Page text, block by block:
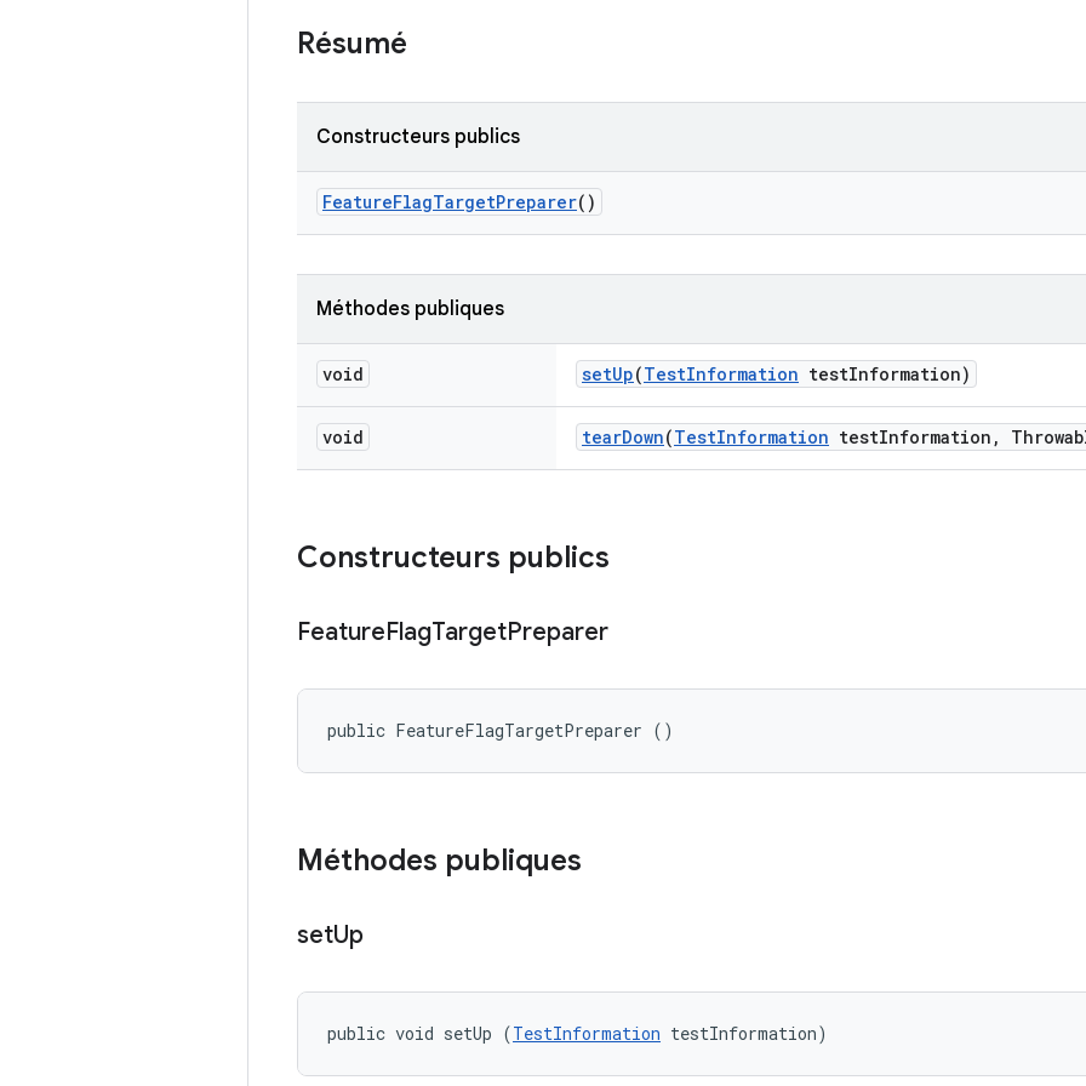
Résumé
Constructeurs publics
FeatureFlagTargetPreparer()
Méthodes publiques
void setUp(TestInformation testInformation)
void tearDown(TestInformation testInformation ,
Constructeurs publics
FeatureFlagTargetPreparer
public FeatureFlagTargetPreparer ()
Méthodes publiques
setUp
public void setUp (TestInformation testInformation)